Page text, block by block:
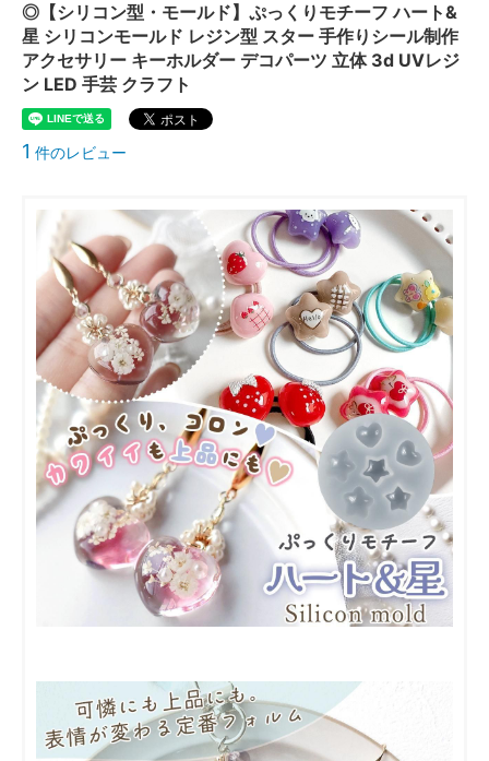
◎【シリコン型・モールド】ぷっくりモチーフ ハート&
星 シリコンモールド レジン型 スター 手作りシール制作
アクセサリー キーホルダー デコパーツ 立体 3d UVレジ
ン LED 手芸 クラフト
1 件のレビュー